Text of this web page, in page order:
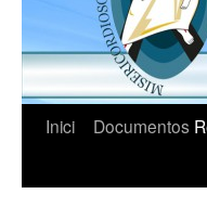
Inici Documentos